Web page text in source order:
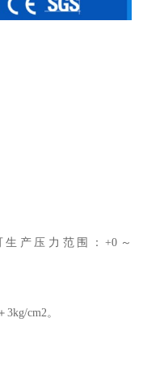
生产压力范围：+0～
cm2。